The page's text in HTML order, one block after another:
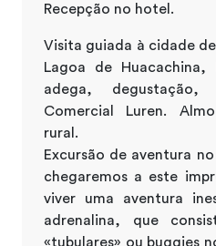
Recepção no hotel.
Visita guiada à cidade
Lagoa de Huacachina,
adega,
Comercial Luren.
rural.
Excursão de aventura
chegaremos a este
viver uma aventura
adrenalina, que
«tubulares» ou buggies